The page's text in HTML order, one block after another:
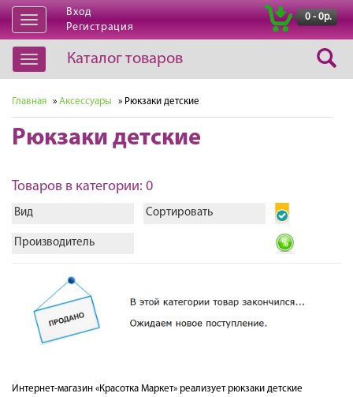
Открыть
навигацию
Вход
Регистрация
0 - 0р.
Открыть
навигацию
Каталог товаров
Главная » Аксессуары » Рюкзаки детские
Рюкзаки детские
Товаров в категории: 0
Вид Сортировать
Производитель
Интернет-магазин «Красотка Маркет» реализует рюкзаки детские